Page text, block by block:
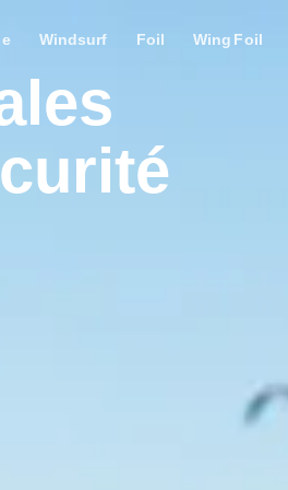
Windsurf Foil Wing Foil